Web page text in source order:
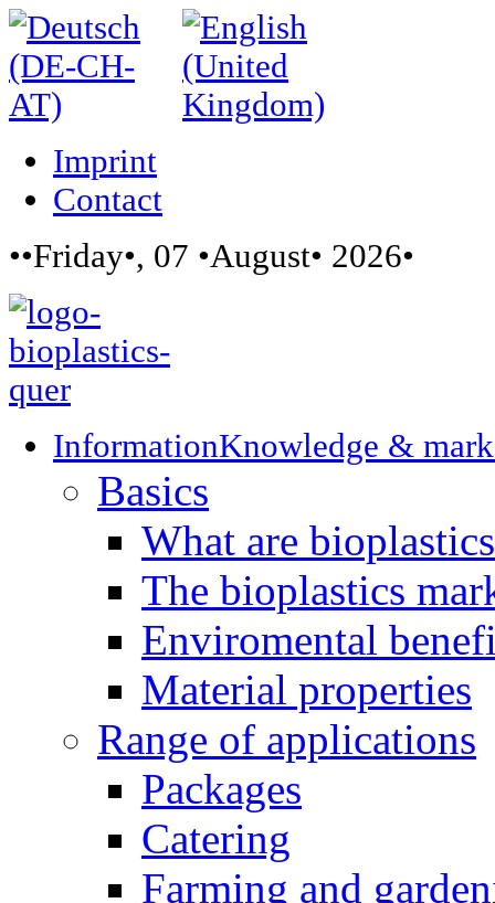
Imprint
Contact
••Friday•, 07 •August• 2026•
InformationKnowledge &
Basics
What are
The bioplastics
Enviromental
Material properties
Range of applications
Packages
Catering
Farming and